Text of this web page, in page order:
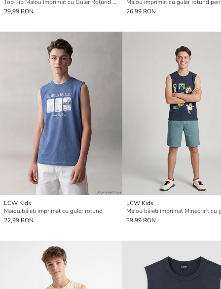
Top Tip Maiou Imprimat cu Guler Rotund pentru Băieți
29,99 RON
26,99 RON
LCW Kids
Maiou băieți imprimat cu guler rotund
22,99 RON
LCW Kids
39,99 RON